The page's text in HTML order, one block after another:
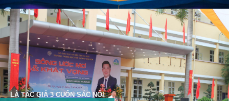
LÀ TÁC GIẢ 3 CUỐN SÁC NỔI